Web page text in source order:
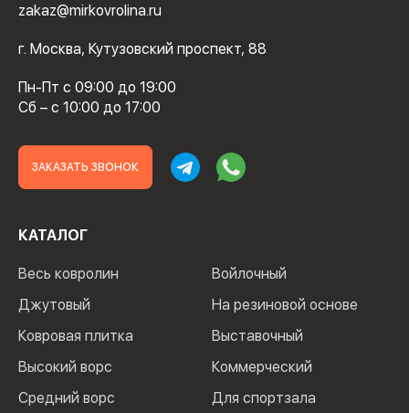
zakaz@mirkovrolina.ru
г. Москва, Кутузовский проспект, 88
Пн-Пт с 09:00 до 19:00
Сб – с 10:00 до 17:00
ЗАКАЗАТЬ ЗВОНОК
КАТАЛОГ
Весь ковролин
Джутовый
Ковровая плитка
Высокий ворс
Средний ворс
Войлочный
На резиновой основе
Выставочный
Коммерческий
Для спортзала